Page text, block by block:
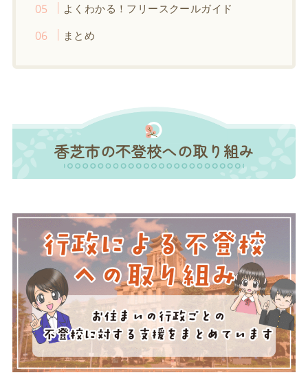
よくわかる！フリースクールガイド
まとめ
香芝市の不登校への取り組み